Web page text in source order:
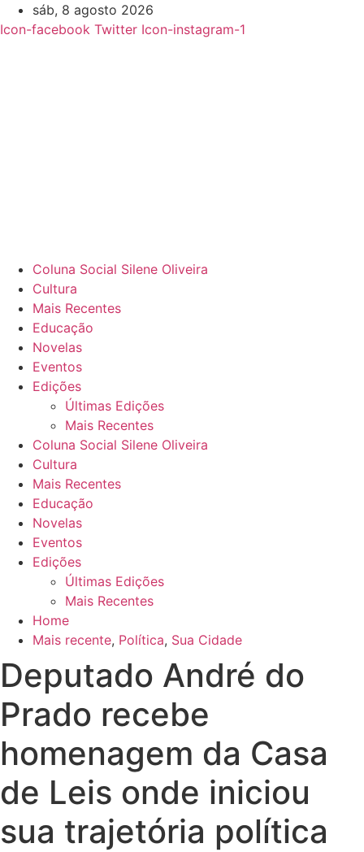
para
sáb, 8 agosto 2026
Icon-facebook Twitter Icon-instagram-1
Coluna Social Silene Oliveira
Cultura
Mais Recentes
Educação
Novelas
Eventos
Edições
Últimas Edições
Mais Recentes
Coluna Social Silene Oliveira
Cultura
Mais Recentes
Educação
Novelas
Eventos
Edições
Últimas Edições
Mais Recentes
Home
Mais recente, Política, Sua Cidade
Deputado André do
Prado recebe
homenagem da Casa
de Leis onde iniciou
sua trajetória política